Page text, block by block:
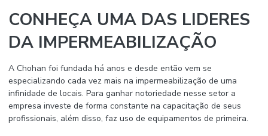
CONHEÇA UMA DAS LIDERES
DA IMPERMEABILIZAÇÃO
A Chohan foi fundada há anos e desde então vem se
especializando cada vez mais na impermeabilização de uma
infinidade de locais. Para ganhar notoriedade nesse setor a
empresa investe de forma constante na capacitação de seus
profissionais, além disso, faz uso de equipamentos de primeira.